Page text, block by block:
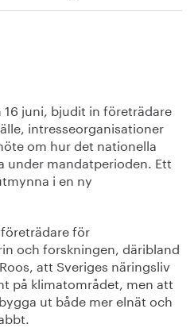
16 juni, bjudit in företrädare
intresseorganisationer
om hur det nationella
under mandatperioden. Ett
i en ny
för
och forskningen, däribland
att Sveriges näringsliv
på klimatområdet, men att
ut både mer elnät och